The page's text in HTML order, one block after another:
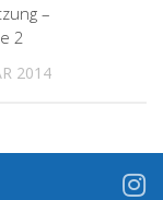
–
2
2014